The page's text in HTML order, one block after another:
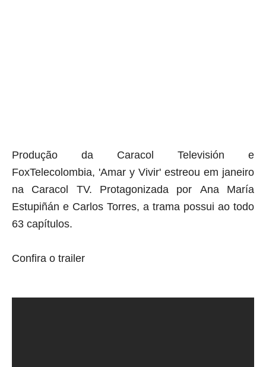
Produção da Caracol Televisión e
FoxTelecolombia, 'Amar y Vivir' estreou em janeiro
na Caracol TV. Protagonizada por Ana María
Estupiñán e Carlos Torres, a trama possui ao todo
63 capítulos.
Confira o trailer